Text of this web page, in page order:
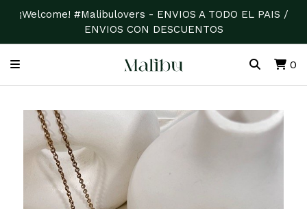
¡Welcome! #Malibulovers - ENVIOS A TODO EL PAIS /
ENVIOS CON DESCUENTOS
0